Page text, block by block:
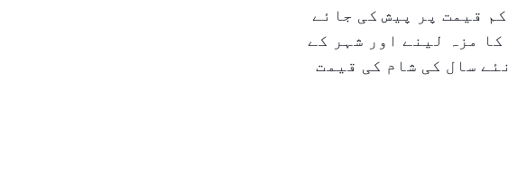
قیمت پر پیش کی جائے
مزہ لینے اور شہر کے
سال کی شام کی قیمت